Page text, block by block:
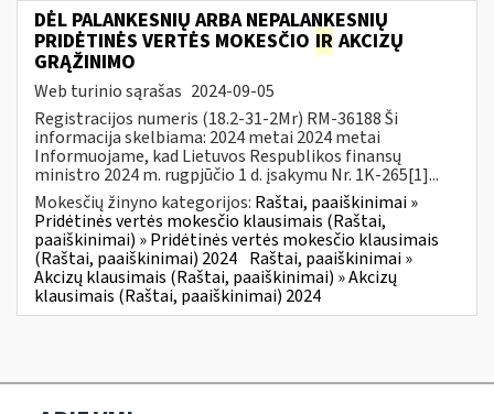
DĖL PALANKESNIŲ ARBA NEPALANKESNIŲ
PRIDĖTINĖS VERTĖS MOKESČIO IR AKCIZŲ
GRĄŽINIMO
Web turinio sąrašas 2024-09-05
Registracijos numeris (18.2-31-2Mr) RM-36188 Ši
informacija skelbiama: 2024 metai 2024 metai
Informuojame, kad Lietuvos Respublikos finansų
ministro 2024 m. rugpjūčio 1 d. įsakymu Nr. 1K-265[1]...
Mokesčių žinyno kategorijos: Raštai, paaiškinimai »
Pridėtinės vertės mokesčio klausimais (Raštai,
paaiškinimai) » Pridėtinės vertės mokesčio klausimais
(Raštai, paaiškinimai) 2024 Raštai, paaiškinimai »
Akcizų klausimais (Raštai, paaiškinimai) » Akcizų
klausimais (Raštai, paaiškinimai) 2024